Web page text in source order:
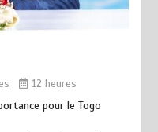
12 heures
pour le Togo